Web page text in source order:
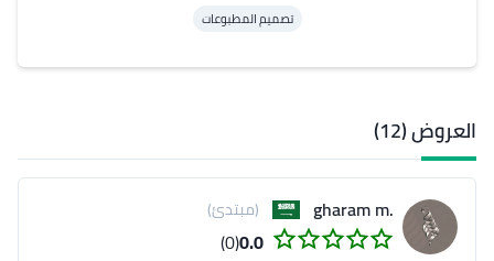
تصميم المطبوعات
العروض (12)
.gharam m (مبتدئ)
0.0
(0)